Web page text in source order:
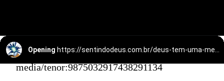
Opening
media/tenor:9875032917438291134